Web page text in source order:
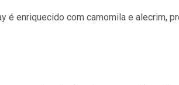
é enriquecido com camomila e alecrim,